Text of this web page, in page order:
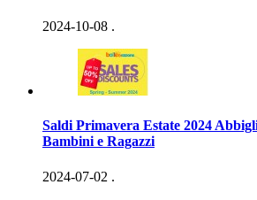
2024-10-08 .
Saldi Primavera Estate 2024
Bambini e Ragazzi
2024-07-02 .